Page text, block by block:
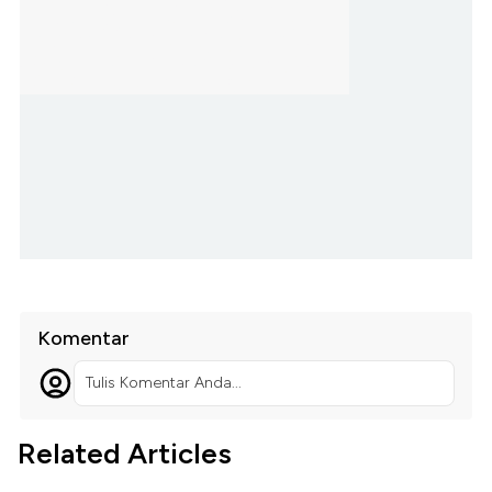
Komentar
Tulis Komentar Anda...
Related Articles